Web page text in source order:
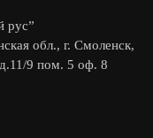
рус”
обл., г. Смоленск,
9 пом. 5 оф. 8